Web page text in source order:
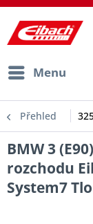
Menu
Přehled
BMW 3
rozchodu
System7